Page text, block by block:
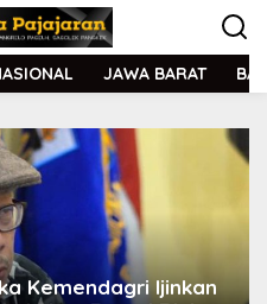
JAWA BARAT
Kemendagri Ijinkan